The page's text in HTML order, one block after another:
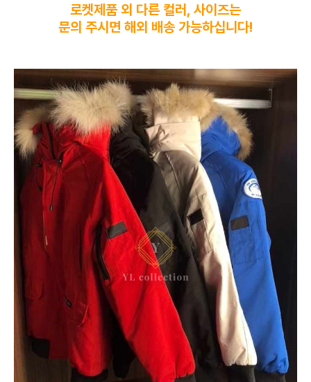
로켓제품 외 다른 컬러, 사이즈는
문의 주시면 해외 배송 가능하십니다!